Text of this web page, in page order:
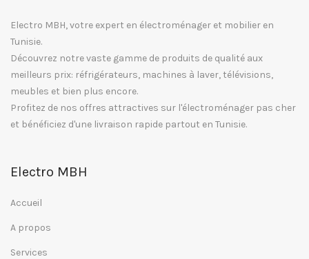
Electro MBH, votre expert en électroménager et mobilier en
Tunisie.
Découvrez notre vaste gamme de produits de qualité aux
meilleurs prix: réfrigérateurs, machines à laver, télévisions,
meubles et bien plus encore.
Profitez de nos offres attractives sur l'électroménager pas cher
et bénéficiez d'une livraison rapide partout en Tunisie.
Electro MBH
Accueil
A propos
Services